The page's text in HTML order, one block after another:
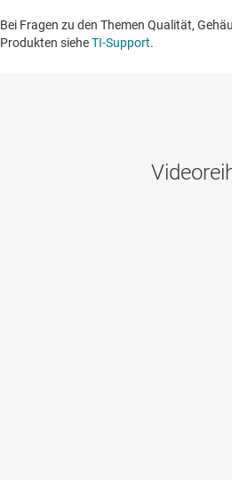
Bei Fragen zu den Themen Qualität,
Produkten sieheTI-Support. ​​​​​​​​​​​​​​